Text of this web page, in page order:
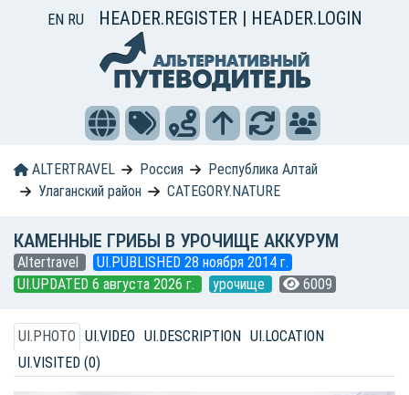
EN RU HEADER.REGISTER | HEADER.LOGIN
ALTERTRAVEL Россия
Республика Алтай
Улаганский район
CATEGORY.NATURE
КАМЕННЫЕ ГРИБЫ В УРОЧИЩЕ АККУРУМ
Altertravel
UI.PUBLISHED 28 ноября 2014 г.
UI.UPDATED 6 августа 2026 г.
урочище 6009
UI.PHOTO UI.VIDEO UI.DESCRIPTION UI.LOCATION
UI.VISITED (0)